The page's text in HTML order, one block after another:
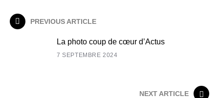
PREVIOUS ARTICLE
La photo coup de cœur d’Actus
7 SEPTEMBRE 2024
NEXT ARTICLE